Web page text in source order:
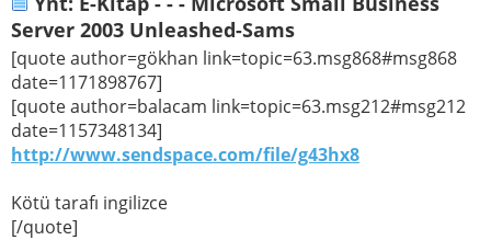
Server 2003 Unleashed-Sams
[quote author=gökhan link=topic=63.msg868#msg868
date=1171898767]
[quote author=balacam link=topic=63.msg212#msg212
date=1157348134]
http://www.sendspace.com/file/g43hx8
Kötü tarafı ingilizce
[/quote]